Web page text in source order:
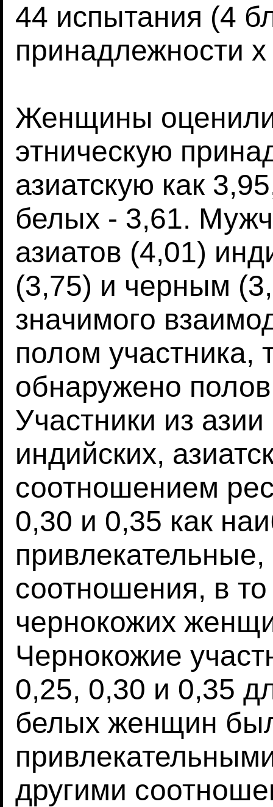
44 испытания (4
принадлежности
Женщины
этническую
азиатскую как
белых - 3,61.
азиатов (4,01)
(3,75) и черным
значимого
полом участника,
обнаружено
Участники из
индийских,
соотношением
0,30 и 0,35 как
соотношения, в
чернокожих
Чернокожие
0,25, 0,30 и 0,35
белых женщин
другими